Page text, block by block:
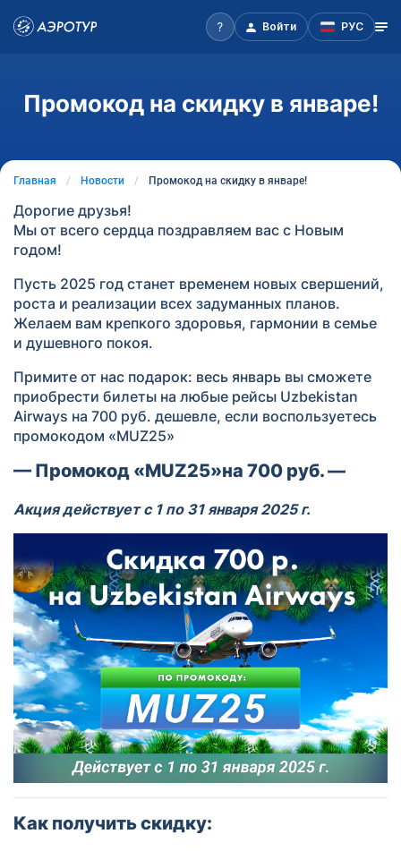
Войти РУС
Промокод на скидку в январе!
Главная Новости Промокод на скидку в январе!
Дорогие друзья!
Мы от всего сердца поздравляем вас с Новым
годом!
Пусть 2025 год станет временем новых свершений,
роста и реализации всех задуманных планов.
Желаем вам крепкого здоровья, гармонии в семье
и душевного покоя.
Примите от нас подарок: весь январь вы сможете
приобрести билеты на любые рейсы Uzbekistan
Airways на 700 руб. дешевле, если воспользуетесь
промокодом «MUZ25»
— Промокод «MUZ25»на 700 руб. —
Акция действует с 1 по 31января2025 г.
Как получить скидку: